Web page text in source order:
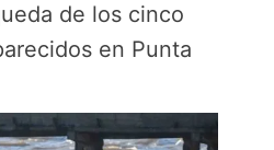
de los cinco
en Punta